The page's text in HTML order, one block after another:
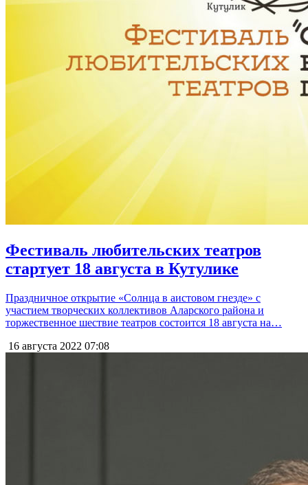
Фестиваль любительских театров
стартует 18 августа в Кутулике
Праздничное открытие «Солнца в аистовом гнезде» с
участием творческих коллективов Аларского района и
торжественное шествие театров состоится 18 августа на…
16 августа 2022 07:08